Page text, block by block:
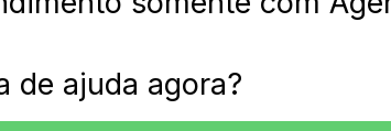
de ajuda agora?